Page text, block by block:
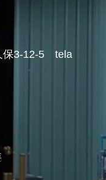
保3-12-5 tela